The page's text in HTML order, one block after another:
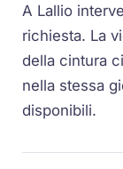
A Lallio
richiesta. La
della cintura
nella stessa
disponibili.